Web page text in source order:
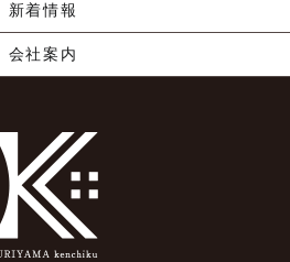
新着情報
会社案内